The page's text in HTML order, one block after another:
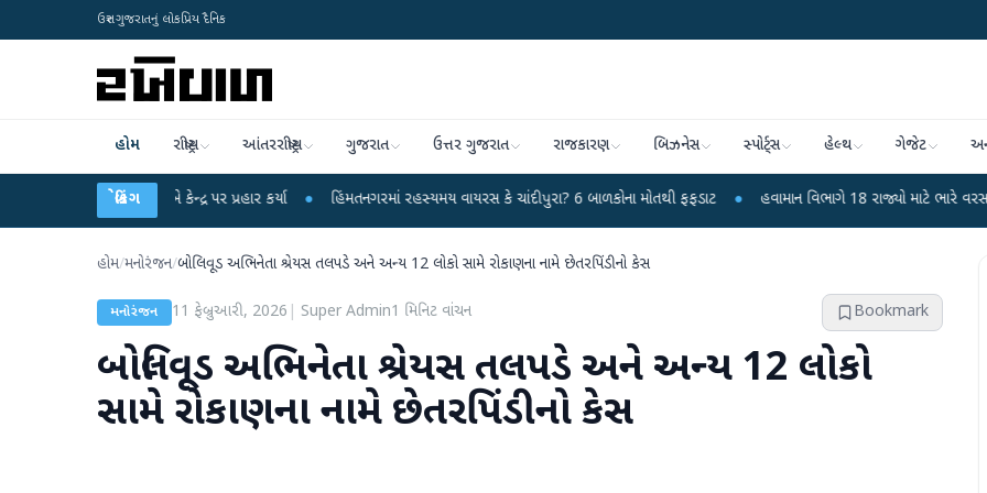
ઉત્તર ગુજરાતનું લોકપ્રિય દૈનિક
હોમ રાષ્ટ્રીય આંતરરાષ્ટ્રીય ગુજરાત ઉત્તર ગુજરાત રાજકારણ બિઝનેસ સ્પોર્ટ્સ હેલ્થ ગેજેટ
બ્રેકિંગ
રાહુલ ગાંધીએ કેન્દ્ર પર પ્રહાર કર્યા ● હિંમતનગરમાં રહસ્યમય વાયરસ કે ચાંદીપુરા? 6 બાળકોના મોતથી ફફડાટ ● હવામાન વિભાગે 18 રાજ્યો માટે ભારે વરસાદની ચેતવણી
હોમ/મનોરંજન/બોલિવૂડ અભિનેતા શ્રેયસ તલપડે અને અન્ય 12 લોકો સામે રોકાણના નામે છેતરપિંડીનો કેસ
મનોરંજન 11 ફેબ્રુઆરી, 2026 Super Admin1 મિનિટ વાંચન Bookmark
બોલિવૂડ અભિનેતા શ્રેયસ તલપડે અને અન્ય 12 લોકો
સામે રોકાણના નામે છેતરપિંડીનો કેસ